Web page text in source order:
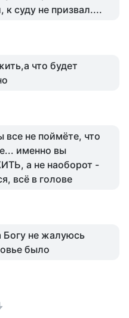
к суду не призвал....
что будет
все не поймёте, что
именно вы
а не наоборот -
всё в голове
Богу не жалуюсь
было